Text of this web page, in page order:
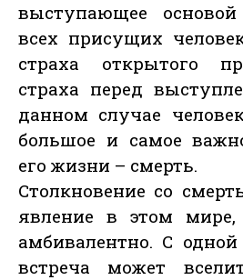
выступающее
всех присущих
страха открытого
страха перед
данном случае
большое и самое
его жизни – смерть.
Столкновение со
явление в этом
амбивалентно. С
встреча может